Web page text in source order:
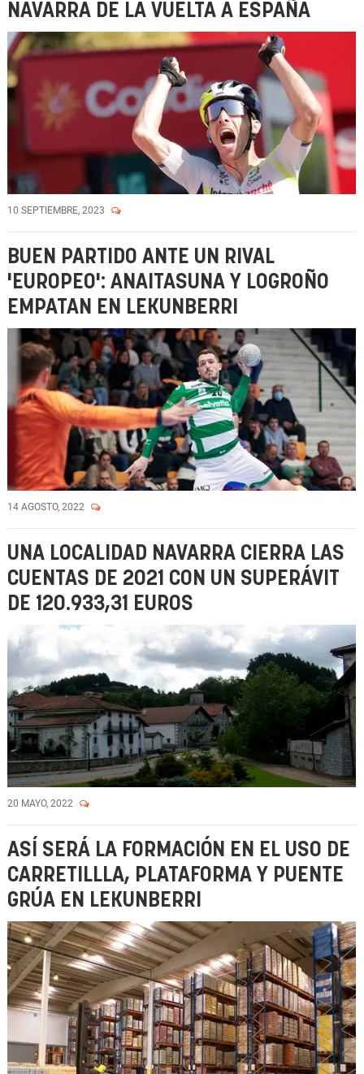
NAVARRA DE LA VUELTA A ESPAÑA
10 SEPTIEMBRE, 2023
BUEN PARTIDO ANTE UN RIVAL
'EUROPEO': ANAITASUNA Y LOGROÑO
EMPATAN EN LEKUNBERRI
14 AGOSTO, 2022
UNA LOCALIDAD NAVARRA CIERRA LAS
CUENTAS DE 2021 CON UN SUPERÁVIT
DE 120.933,31 EUROS
20 MAYO, 2022
ASÍ SERÁ LA FORMACIÓN EN EL USO DE
CARRETILLLA, PLATAFORMA Y PUENTE
GRÚA EN LEKUNBERRI